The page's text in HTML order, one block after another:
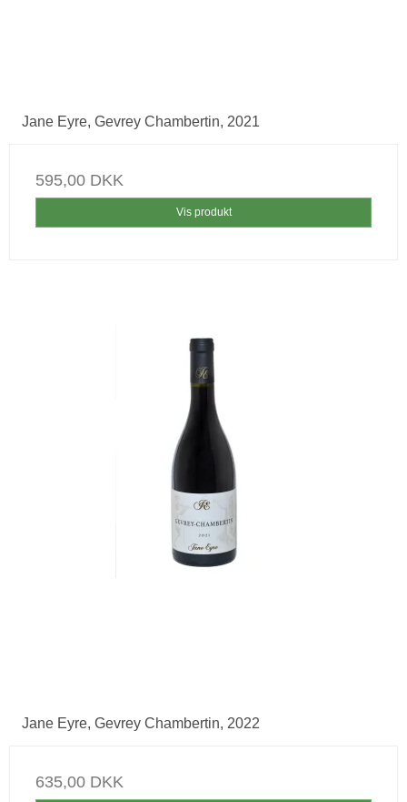
Jane Eyre, Gevrey Chambertin, 2021
595,00 DKK
Vis produkt
Jane Eyre, Gevrey Chambertin, 2022
635,00 DKK